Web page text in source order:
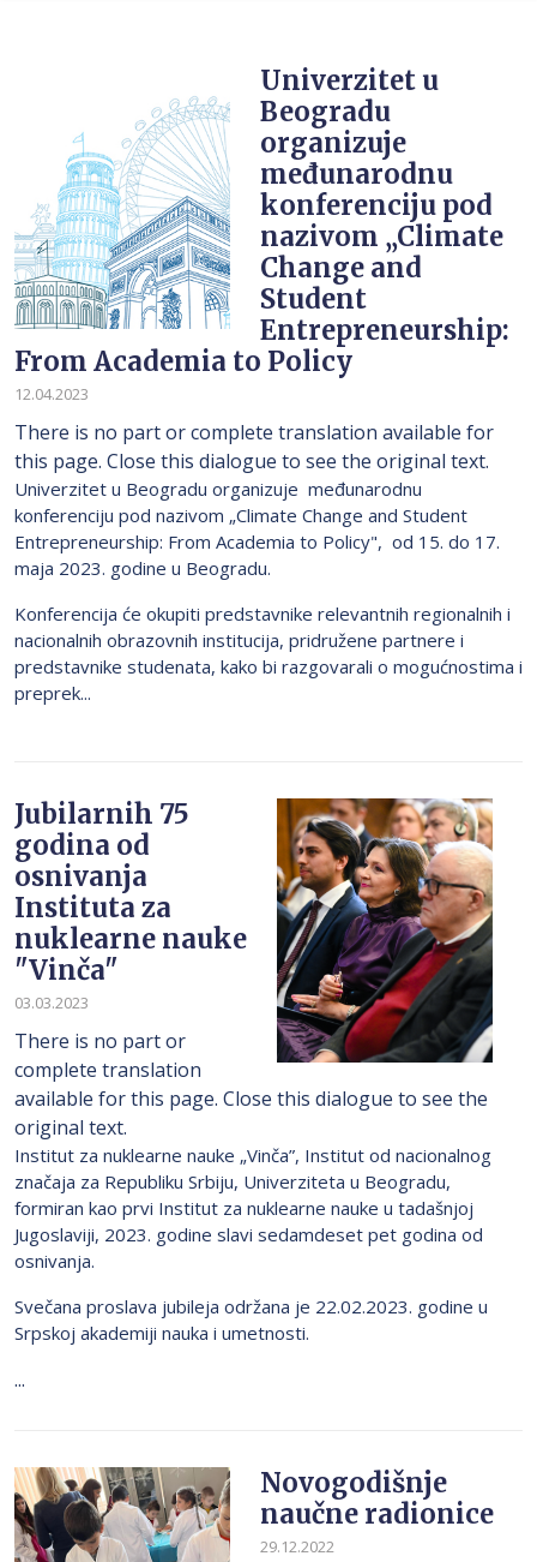
Univerzitet u
Beogradu
organizuje
međunarodnu
konferenciju pod
nazivom „Climate
Change and
Student
Entrepreneurship:
From Academia to Policy
12.04.2023
There is no part or complete translation available for
this page. Close this dialogue to see the original text.
Univerzitet u Beogradu organizuje međunarodnu
konferenciju pod nazivom „Climate Change and Student
Entrepreneurship: From Academia to Policy", od 15. do 17.
maja 2023. godine u Beogradu.
Konferencija će okupiti predstavnike relevantnih regionalnih i
nacionalnih obrazovnih institucija, pridružene partnere i
predstavnike studenata, kako bi razgovarali o mogućnostima i
preprek...
Jubilarnih 75
godina od
osnivanja
Instituta za
nuklearne nauke
"Vinča"
03.03.2023
There is no part or
complete translation
available for this page. Close this dialogue to see the
original text.
Institut za nuklearne nauke „Vinča”, Institut od nacionalnog
značaja za Republiku Srbiju, Univerziteta u Beogradu,
formiran kao prvi Institut za nuklearne nauke u tadašnjoj
Jugoslaviji, 2023. godine slavi sedamdeset pet godina od
osnivanja.
Svečana proslava jubileja održana je 22.02.2023. godine u
Srpskoj akademiji nauka i umetnosti.
...
Novogodišnje
naučne radionice
29.12.2022